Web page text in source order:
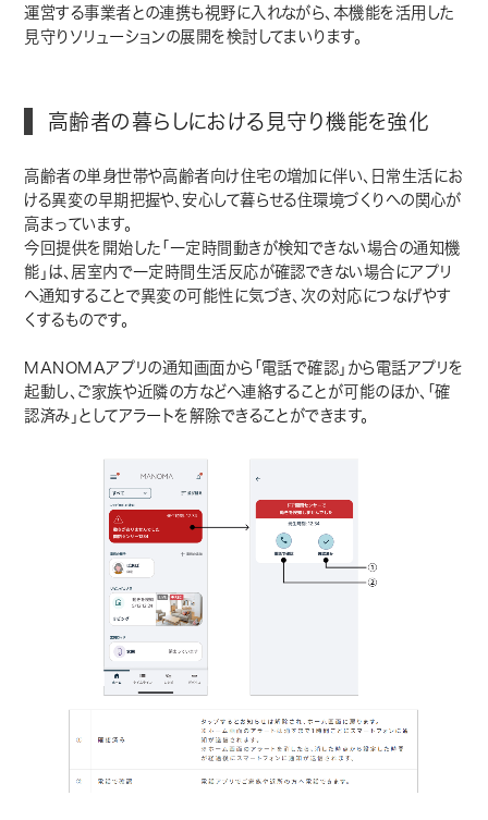
運営する事業者との連携も視野に入れながら、本機能を活用した
見守りソリューションの展開を検討してまいります。
高齢者の暮らしにおける見守り機能を強化
高齢者の単身世帯や高齢者向け住宅の増加に伴い、日常生活にお
ける異変の早期把握や、安心して暮らせる住環境づくりへの関心が
高まっています。
今回提供を開始した「一定時間動きが検知できない場合の通知機
能」は、居室内で一定時間生活反応が確認できない場合にアプリ
へ通知することで異変の可能性に気づき、次の対応につなげやす
くするものです。
MANOMAアプリの通知画面から「電話で確認」から電話アプリを
起動し、ご家族や近隣の方などへ連絡することが可能のほか、「確
認済み」としてアラートを解除できることができます。